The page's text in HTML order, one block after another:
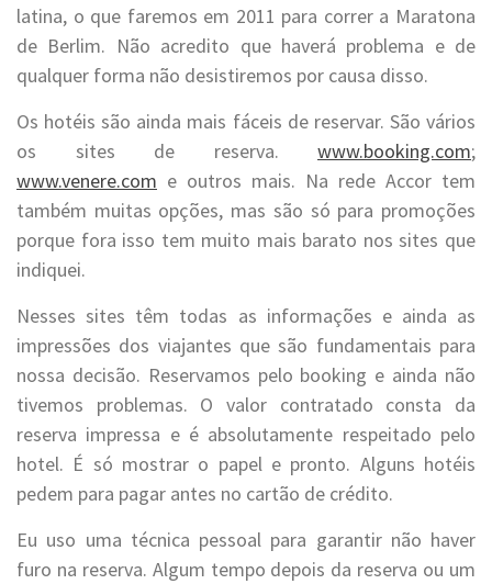
latina, o que faremos em 2011 para correr a Maratona
de Berlim. Não acredito que haverá problema e de
qualquer forma não desistiremos por causa disso.
Os hotéis são ainda mais fáceis de reservar. São vários
os sites de reserva. www.booking.com;
www.venere.com e outros mais. Na rede Accor tem
também muitas opções, mas são só para promoções
porque fora isso tem muito mais barato nos sites que
indiquei.
Nesses sites têm todas as informações e ainda as
impressões dos viajantes que são fundamentais para
nossa decisão. Reservamos pelo booking e ainda não
tivemos problemas. O valor contratado consta da
reserva impressa e é absolutamente respeitado pelo
hotel. É só mostrar o papel e pronto. Alguns hotéis
pedem para pagar antes no cartão de crédito.
Eu uso uma técnica pessoal para garantir não haver
furo na reserva. Algum tempo depois da reserva ou um